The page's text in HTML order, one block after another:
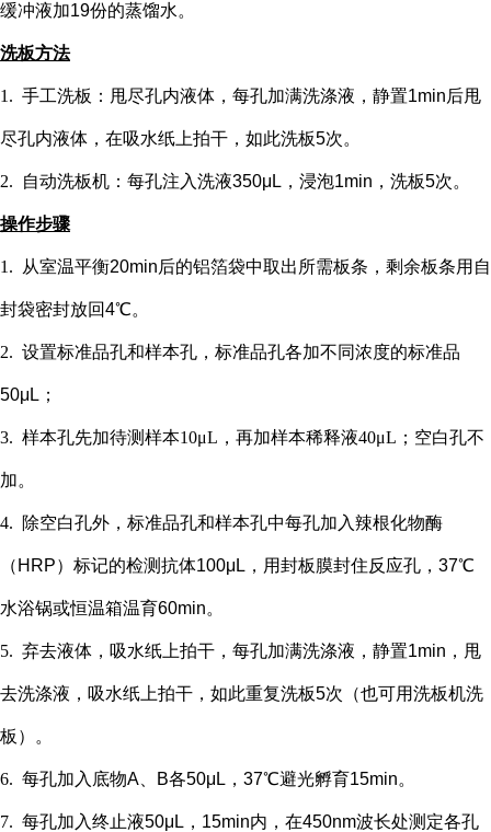
缓冲液加19份的蒸馏水。
洗板方法
1. 手工洗板：甩尽孔内液体，每孔加满洗涤液，静置1min后甩
尽孔内液体，在吸水纸上拍干，如此洗板5次。
2. 自动洗板机：每孔注入洗液350μL，浸泡1min，洗板5次。
操作步骤
1. 从室温平衡20min后的铝箔袋中取出所需板条，剩余板条用自
封袋密封放回4℃。
2. 设置标准品孔和样本孔 ，标准品孔各加不同浓度的标准品
50μL；
3. 样本孔先加待测样本10μL，再加样本稀释液40μL； 空白孔不
加。
4. 除空白孔外， 标准品孔和样本孔中每孔加入辣根化物酶
（ HRP）标记的检测抗体100μL，用封板膜封住反应孔，37℃
水浴锅或恒温箱温育60min。
5. 弃去液体，吸水纸上拍干，每孔加满洗涤液，静置1min，甩
去洗涤液，吸水纸上拍干，如此重复洗板5次（也可用洗板机洗
板）。
6. 每孔加入底物A、B各50μL，37℃避光孵育15min。
7. 每孔加入终止液50μL，15min内，在450nm波长处测定各孔